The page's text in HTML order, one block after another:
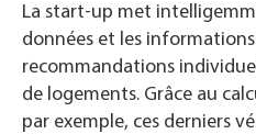
La start-up met
données et les
recommandations
de logements. Grâce au
par exemple, ces derniers